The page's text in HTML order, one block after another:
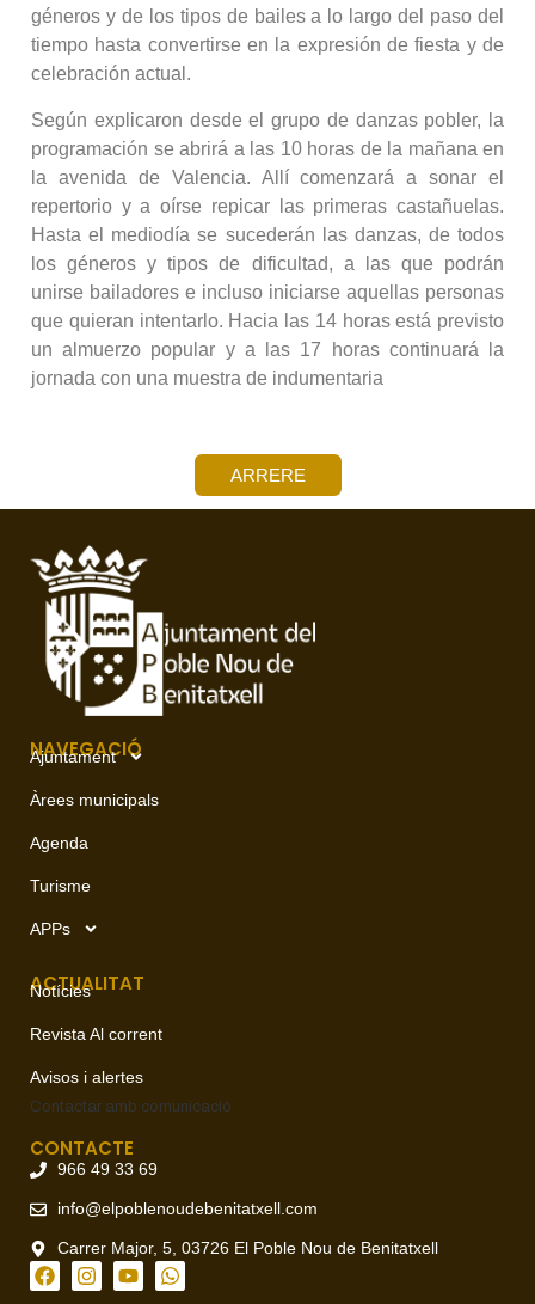
géneros y de los tipos de bailes a lo largo del paso del
tiempo hasta convertirse en la expresión de fiesta y de
celebración actual.
Según explicaron desde el grupo de danzas pobler, la
programación se abrirá a las 10 horas de la mañana en
la avenida de Valencia. Allí comenzará a sonar el
repertorio y a oírse repicar las primeras castañuelas.
Hasta el mediodía se sucederán las danzas, de todos
los géneros y tipos de dificultad, a las que podrán
unirse bailadores e incluso iniciarse aquellas personas
que quieran intentarlo. Hacia las 14 horas está previsto
un almuerzo popular y a las 17 horas continuará la
jornada con una muestra de indumentaria
ARRERE
NAVEGACIÓ
Ajuntament
Àrees municipals
Agenda
Turisme
APPs
ACTUALITAT
Notícies
Revista Al corrent
Avisos i alertes
Contactar amb comunicació
CONTACTE
966 49 33 69
info@elpoblenoudebenitatxell.com
Carrer Major, 5, 03726 El Poble Nou de Benitatxell